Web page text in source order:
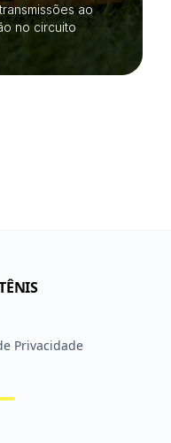
ao
no circuito
Privacidade